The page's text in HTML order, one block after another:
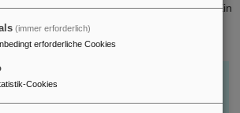
wird in einem kurzen Strompuls entladen. Ein
hier gezeigt:
(immer erforderlich)
erforderliche Cookies
Cookies